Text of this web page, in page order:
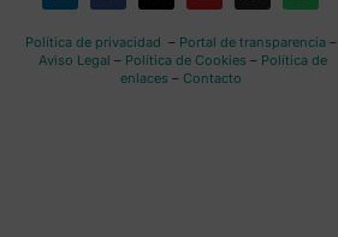
Política de privacidad – Portal de transparencia–
Aviso Legal – Política de Cookies – Política de
enlaces – Contacto